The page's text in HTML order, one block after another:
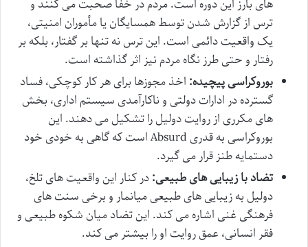
های بارز این دوره است. مردم در خفا صحبت می کنند و
ترس از گزارش شدن توسط همسایگان یا مأموران امنیتی،
یک واقعیت دائمی است. این ترس نه تنها بر گفتار، بلکه بر
رفتار و حتی طرز نگاه مردم نیز اثر گذاشته است.
بوروکراسی پیچیده: اخذ مجوزها برای هر کار کوچکی، فساد
گسترده در ادارات دولتی و ناکارآمدی سیستم اداری، بخش
های مکرری از روایت دولیل را تشکیل می دهند. این
بوروکراسی به قدری Absurd است که گاهی به خودی خود
دستمایه طنز قرار می گیرد.
تضاد با زیبایی های طبیعی:در کنار این واقعیت های تلخ،
دولیل به زیبایی های طبیعی میانمار و برخی سنت های
فرهنگی غنی اشاره می کند. این تضاد میان شکوه طبیعی و
فقر انسانی، عمق روایت او را بیشتر می کند.